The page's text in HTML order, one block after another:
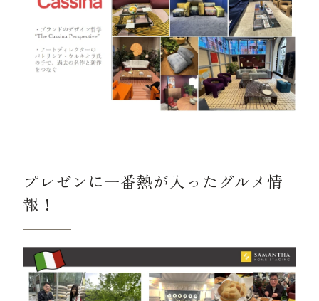
プレゼンに一番熱が入ったグルメ情
報！